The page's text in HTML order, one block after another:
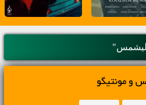
و مونتیگو